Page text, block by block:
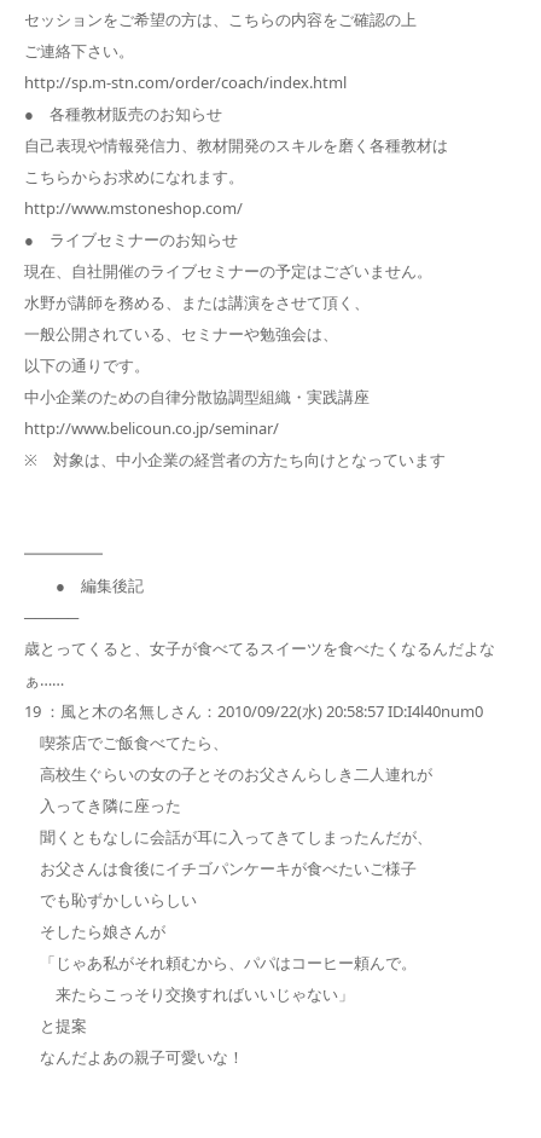
セッションをご希望の方は、こちらの内容をご確認の上
ご連絡下さい。
http://sp.m-stn.com/order/coach/index.html
● 各種教材販売のお知らせ
自己表現や情報発信力、教材開発のスキルを磨く各種教材は
こちらからお求めになれます。
http://www.mstoneshop.com/
● ライブセミナーのお知らせ
現在、自社開催のライブセミナーの予定はございません。
水野が講師を務める、または講演をさせて頂く、
一般公開されている、セミナーや勉強会は、
以下の通りです。
中小企業のための自律分散協調型組織・実践講座
http://www.belicoun.co.jp/seminar/
※ 対象は、中小企業の経営者の方たち向けとなっています
━━━━━
● 編集後記
─────
歳とってくると、女子が食べてるスイーツを食べたくなるんだよな
ぁ……
19 ：風と木の名無しさん：2010/09/22(水) 20:58:57 ID:I4l40num0
喫茶店でご飯食べてたら、
高校生ぐらいの女の子とそのお父さんらしき二人連れが
入ってき隣に座った
聞くともなしに会話が耳に入ってきてしまったんだが、
お父さんは食後にイチゴパンケーキが食べたいご様子
でも恥ずかしいらしい
そしたら娘さんが
「じゃあ私がそれ頼むから、パパはコーヒー頼んで。
来たらこっそり交換すればいいじゃない」
と提案
なんだよあの親子可愛いな！